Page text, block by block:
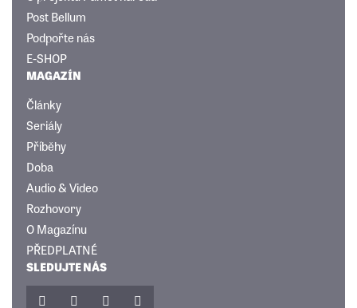
Post Bellum
Podpořte nás
E-SHOP
MAGAZÍN
Články
Seriály
Příběhy
Doba
Audio & Video
Rozhovory
O Magazínu
PŘEDPLATNÉ
SLEDUJTE NÁS